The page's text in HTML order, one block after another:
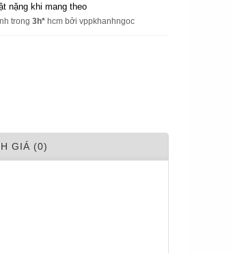
nặng khi mang theo
trong 3h* hcm bởi vppkhanhngoc
GIÁ (0)